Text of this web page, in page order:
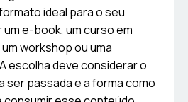
ideal para o seu
e-book, um curso em
workshop ou uma
escolha deve considerar o
ser passada e a forma como